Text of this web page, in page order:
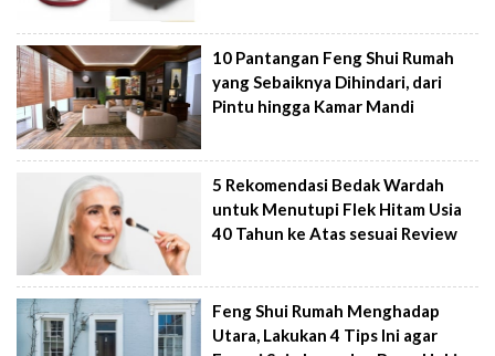
10 Pantangan Feng Shui Rumah
yang Sebaiknya Dihindari, dari
Pintu hingga Kamar Mandi
5 Rekomendasi Bedak Wardah
untuk Menutupi Flek Hitam Usia
40 Tahun ke Atas sesuai Review
Feng Shui Rumah Menghadap
Utara, Lakukan 4 Tips Ini agar